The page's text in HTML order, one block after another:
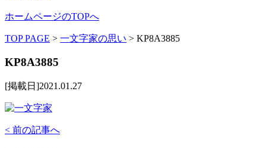
ホームページのTOPへ
TOP PAGE > 一文字家の思い > KP8A3885
KP8A3885
[掲載日]2021.01.27
< 前の記事へ